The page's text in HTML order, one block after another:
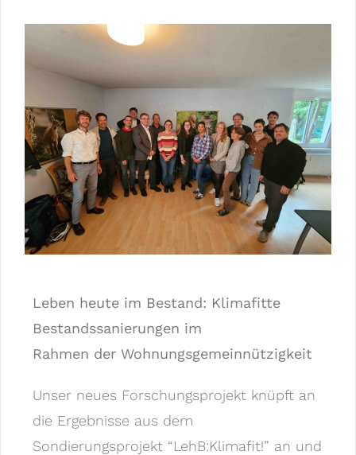
Leben heute im Bestand: Klimafitte
Bestandssanierungen im
Rahmen der Wohnungsgemeinnützigkeit
Unser neues Forschungsprojekt knüpft an
die Ergebnisse aus dem
Sondierungsprojekt “LehB:Klimafit!” an und